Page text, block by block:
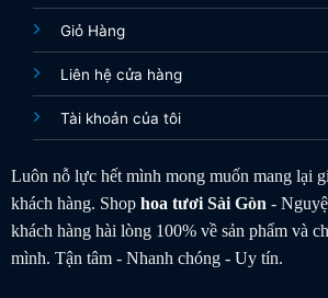
Giỏ Hàng
Liên hệ cửa hàng
Tài khoản của tôi
Luôn nỗ lực hết mình mong muốn mang lại
khách hàng. Shop hoa tươiSài Gòn-
khách hàng hài lòng 100% về sản phẩm và
mình. Tận tâm - Nhanh chóng - Uy tín.